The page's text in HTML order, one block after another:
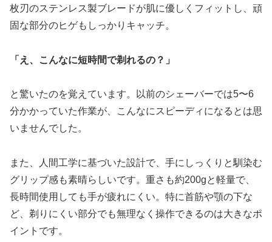
枚刃のステンレス製ブレードが肌に優しくフィットし、頑
固な部分のヒゲもしっかりキャッチ。
「え、こんなに短時間で剃れるの？」
と驚いたのを覚えています。以前のシェーバーでは5〜6
分かかっていた作業が、こんなにスピーディになるとは思
いませんでした。
また、人間工学に基づいた設計で、手にしっくりと馴染む
グリップ感も素晴らしいです。重さも約200gと軽量で、
長時間使用しても手が疲れにくい。特に首筋や顎の下な
ど、剃りにくい部分でも無理なく操作できるのは大きなポ
イントです。